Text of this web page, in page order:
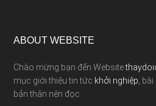
ABOUT WEBSITE
Chào mừng bạn đến Website
mục giới thiệu tin tức khởi nghiệp ,
bản thân nên đọc